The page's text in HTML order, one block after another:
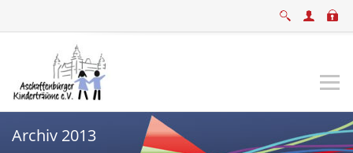
Archiv 2013